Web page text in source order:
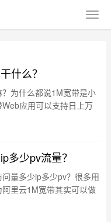
什么？
为什么都说1M宽带是小
应用可以支持日上万
多少pv流量？
量多少ip多少pv？很多用
里云1M宽带其实可以做